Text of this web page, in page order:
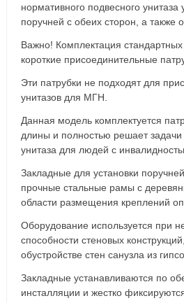
нормативного подвесного унитаза
поручней с обеих сторон, а также
Важно! Комплектация
короткие присоединительные
Эти патрубки не подходят для
унитазов для МГН.
Данная модель комплектуется
длины и полностью решает
унитаза для людей с
Закладные для установки
прочные стальные рамы с
области размещения креплений
Оборудование используется при
способности стеновых
обустройстве стен санузла из
Закладные устанавливаются по
инсталляции и жестко